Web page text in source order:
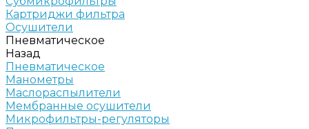
Картриджи фильтра
Осушители
Пневматическое
Назад
Пневматическое
Манометры
Маслораспылители
Мембранные осушители
Микрофильтры-регуляторы